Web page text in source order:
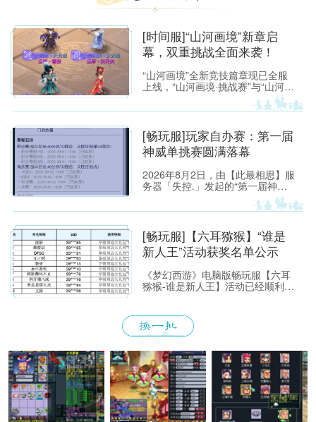
[时间服]“山河画境”新章启
幕，双重挑战全面来袭！
“山河画境”全新竞技篇章现已全服
上线，“山河画境·挑战赛”与“山河画
境·月度英雄榜”两大玩法同步放
出。参与玩法不仅有机会获得特赦
能解锁专属限时称谓、万界通廊摊
位招牌装饰、首领雕像庭院装饰等
限定奖励。
[畅玩服]玩家自办赛：第一届
神威单挑赛圆满落幕
2026年8月2日，由【此最相思】服
务器「失控.」发起的“第一届神威
[畅玩服]【六耳猕猴】“谁是
新人王”活动获奖名单公示
《梦幻西游》电脑版畅玩服【六耳
猕猴-谁是新人王】活动已经顺利落
如下：https://xyq.